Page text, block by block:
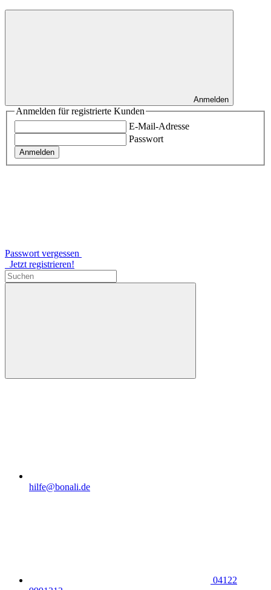
Anmelden
Anmelden für registrierte Kunden
E-Mail-Adresse
Passwort
Anmelden
Passwort vergessen
Jetzt registrieren!
hilfe@bonali.de
04122